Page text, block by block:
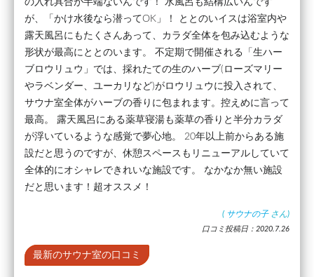
が、「かけ水後なら潜ってOK」！ ととのいイスは浴室内や
露天風呂にもたくさんあって、カラダ全体を包み込むような
形状が最高にととのいます。 不定期で開催される「生ハー
ブロウリュウ」では、採れたての生のハーブ(ローズマリー
やラベンダー、ユーカリなど)がロウリュウに投入されて、
サウナ室全体がハーブの香りに包まれます。控えめに言って
最高。 露天風呂にある薬草寝湯も薬草の香りと半分カラダ
が浮いているような感覚で夢心地。 20年以上前からある施
設だと思うのですが、休憩スペースもリニューアルしていて
全体的にオシャレできれいな施設です。 なかなか無い施設
だと思います！超オススメ！
( サウナの子 さん)
口コミ投稿日：2020.7.26
最新のサウナ室の口コミ